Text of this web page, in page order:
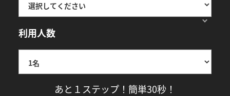
利用人数
あと１ステップ！簡単30秒！